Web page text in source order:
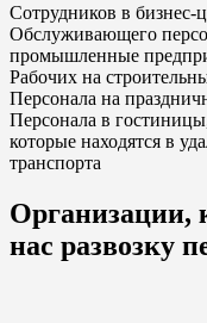
Сотрудников в
Обслуживающего
промышленные
Рабочих на
Персонала на
Персонала в
которые находятся в
транспорта
Организации,
нас развозку